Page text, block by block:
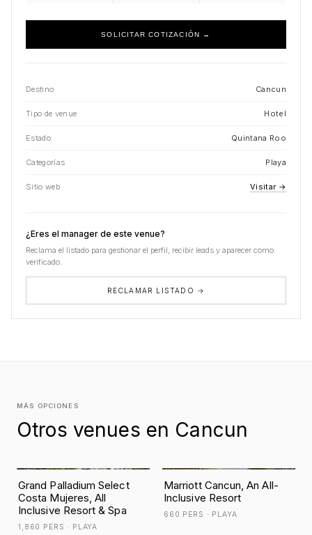
SOLICITAR COTIZACIÓN →
Destino Cancun
Tipo de venue Hotel
Estado Quintana Roo
Categorías Playa
Sitio web Visitar →
¿Eres el manager de este venue?
Reclama el listado para gestionar el perfil, recibir leads y aparecer como
verificado.
RECLAMAR LISTADO →
MÁS OPCIONES
Otros venues en Cancun
Grand Palladium Select
Costa Mujeres, All
Inclusive Resort & Spa
1,860 PERS · PLAYA
Marriott Cancun, An All-
Inclusive Resort
660 PERS · PLAYA